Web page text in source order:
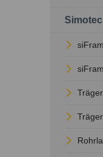
Simotec